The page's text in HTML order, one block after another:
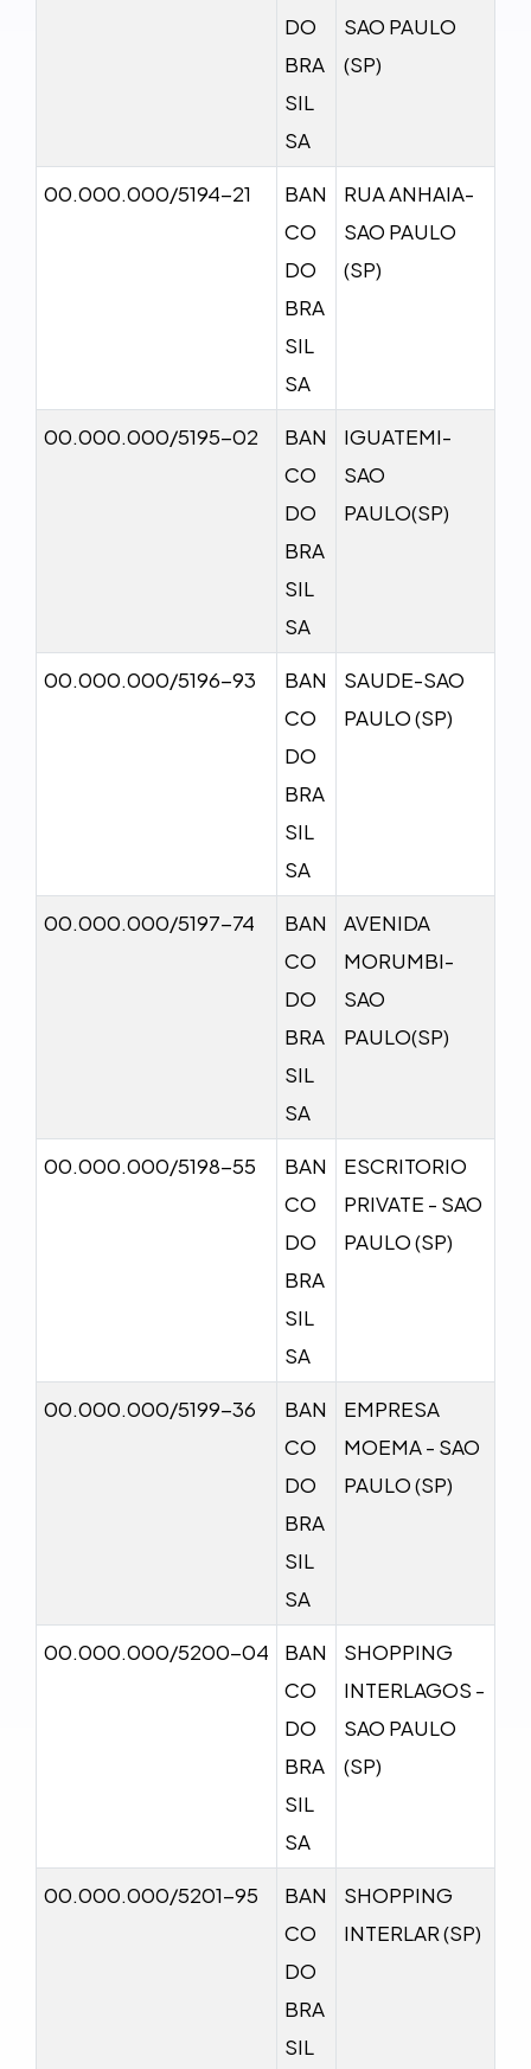
DO
BRA
SIL
SA
SAO PAULO
(SP)
00.000.000/5194-21
BAN
CO
DO
BRA
SIL
SA
RUA ANHAIA-
SAO PAULO
(SP)
00.000.000/5195-02
BAN
CO
DO
BRA
SIL
SA
IGUATEMI-
SAO
PAULO(SP)
00.000.000/5196-93
BAN
CO
DO
BRA
SIL
SA
SAUDE-SAO
PAULO (SP)
00.000.000/5197-74
BAN
CO
DO
BRA
SIL
SA
AVENIDA
MORUMBI-
SAO
PAULO(SP)
00.000.000/5198-55
BAN
CO
DO
BRA
SIL
SA
ESCRITORIO
PRIVATE - SAO
PAULO (SP)
00.000.000/5199-36
BAN
CO
DO
BRA
SIL
SA
EMPRESA
MOEMA - SAO
PAULO (SP)
00.000.000/5200-04
BAN
CO
DO
BRA
SIL
SA
SHOPPING
INTERLAGOS -
SAO PAULO
(SP)
00.000.000/5201-95
BAN
CO
DO
BRA
SIL
SHOPPING
INTERLAR (SP)